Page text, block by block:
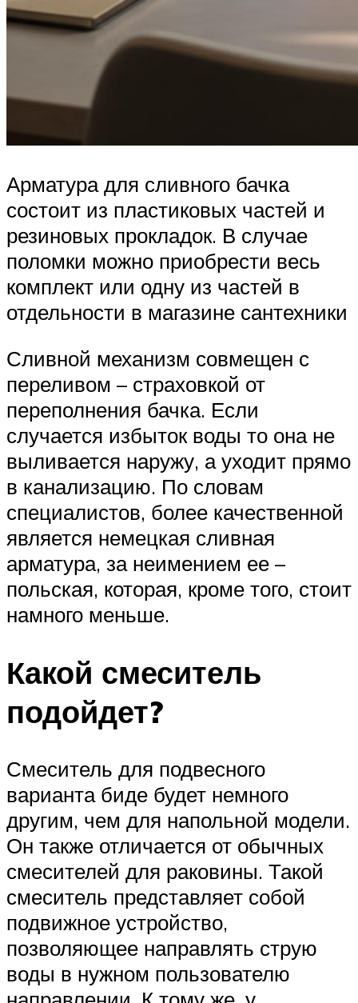
Арматура для сливного бачка
состоит из пластиковых частей и
резиновых прокладок. В случае
поломки можно приобрести весь
комплект или одну из частей в
отдельности в магазине сантехники
Сливной механизм совмещен с
переливом – страховкой от
переполнения бачка. Если
случается избыток воды то она не
выливается наружу, а уходит прямо
в канализацию. По словам
специалистов, более качественной
является немецкая сливная
арматура, за неимением ее –
польская, которая, кроме того, стоит
намного меньше.
Какой смеситель
подойдет?
Смеситель для подвесного
варианта биде будет немного
другим, чем для напольной модели.
Он также отличается от обычных
смесителей для раковины. Такой
смеситель представляет собой
подвижное устройство,
позволяющее направлять струю
воды в нужном пользователю